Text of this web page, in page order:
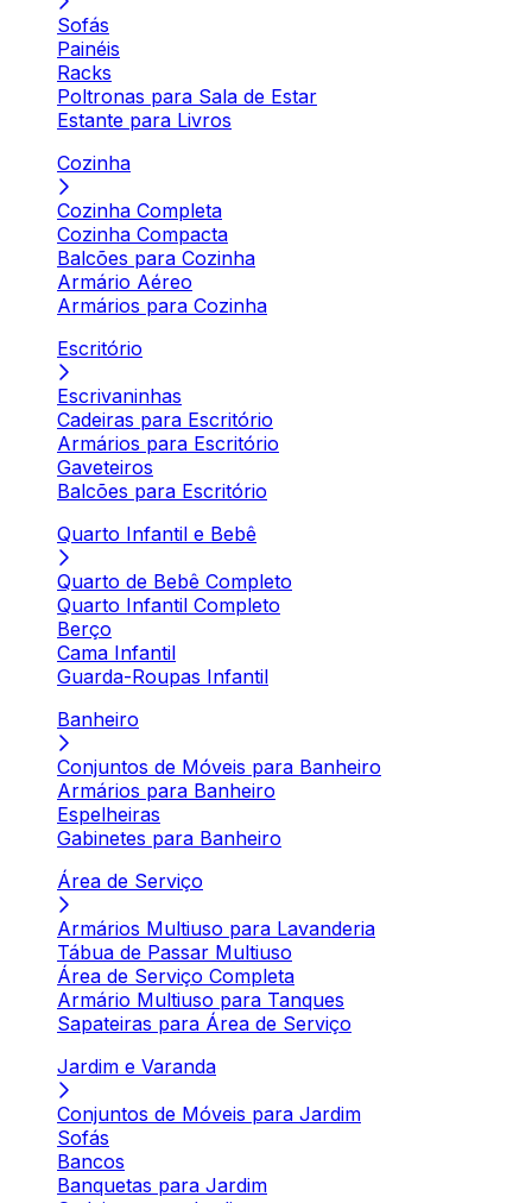
Sofás
Painéis
Racks
Poltronas para Sala de Estar
Estante para Livros
Cozinha
Cozinha Completa
Cozinha Compacta
Balcões para Cozinha
Armário Aéreo
Armários para Cozinha
Escritório
Escrivaninhas
Cadeiras para Escritório
Armários para Escritório
Gaveteiros
Balcões para Escritório
Quarto Infantil e Bebê
Quarto de Bebê Completo
Quarto Infantil Completo
Berço
Cama Infantil
Guarda-Roupas Infantil
Banheiro
Conjuntos de Móveis para Banheiro
Armários para Banheiro
Espelheiras
Gabinetes para Banheiro
Área de Serviço
Armários Multiuso para Lavanderia
Tábua de Passar Multiuso
Área de Serviço Completa
Armário Multiuso para Tanques
Sapateiras para Área de Serviço
Jardim e Varanda
Conjuntos de Móveis para Jardim
Sofás
Bancos
Banquetas para Jardim